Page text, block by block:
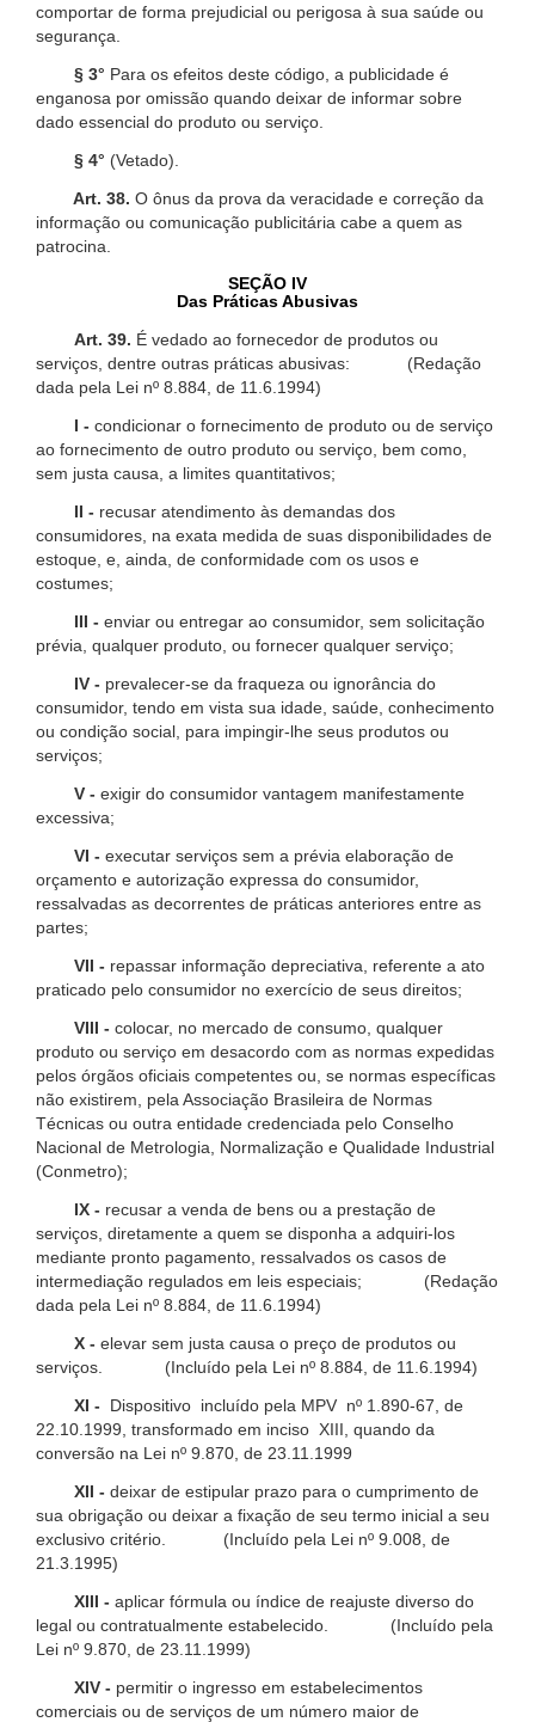
comportar de forma prejudicial ou perigosa à sua saúde ou
segurança.
§ 3° Para os efeitos deste código, a publicidade é
enganosa por omissão quando deixar de informar sobre
dado essencial do produto ou serviço.
§ 4° (Vetado).
Art. 38. O ônus da prova da veracidade e correção da
informação ou comunicação publicitária cabe a quem as
patrocina.
SEÇÃO IV
Das Práticas Abusivas
Art. 39. É vedado ao fornecedor de produtos ou
serviços, dentre outras práticas abusivas: (Redação
dada pela Lei nº 8.884, de 11.6.1994)
I - condicionar o fornecimento de produto ou de serviço
ao fornecimento de outro produto ou serviço, bem como,
sem justa causa, a limites quantitativos;
II - recusar atendimento às demandas dos
consumidores, na exata medida de suas disponibilidades de
estoque, e, ainda, de conformidade com os usos e
costumes;
III - enviar ou entregar ao consumidor, sem solicitação
prévia, qualquer produto, ou fornecer qualquer serviço;
IV - prevalecer-se da fraqueza ou ignorância do
consumidor, tendo em vista sua idade, saúde, conhecimento
ou condição social, para impingir-lhe seus produtos ou
serviços;
V - exigir do consumidor vantagem manifestamente
excessiva;
VI - executar serviços sem a prévia elaboração de
orçamento e autorização expressa do consumidor,
ressalvadas as decorrentes de práticas anteriores entre as
partes;
VII - repassar informação depreciativa, referente a ato
praticado pelo consumidor no exercício de seus direitos;
VIII - colocar, no mercado de consumo, qualquer
produto ou serviço em desacordo com as normas expedidas
pelos órgãos oficiais competentes ou, se normas específicas
não existirem, pela Associação Brasileira de Normas
Técnicas ou outra entidade credenciada pelo Conselho
Nacional de Metrologia, Normalização e Qualidade Industrial
(Conmetro);
IX - recusar a venda de bens ou a prestação de
serviços, diretamente a quem se disponha a adquiri-los
mediante pronto pagamento, ressalvados os casos de
intermediação regulados em leis especiais; (Redação
dada pela Lei nº 8.884, de 11.6.1994)
X - elevar sem justa causa o preço de produtos ou
serviços. (Incluído pela Lei nº 8.884, de 11.6.1994)
XI -
Dispositivo incluído pela MPV nº 1.890-67, de
22.10.1999, transformado em inciso XIII, quando da
conversão na Lei nº 9.870, de 23.11.1999
XII - deixar de estipular prazo para o cumprimento de
sua obrigação ou deixar a fixação de seu termo inicial a seu
exclusivo critério. (Incluído pela Lei nº 9.008, de
21.3.1995)
XIII - aplicar fórmula ou índice de reajuste diverso do
legal ou contratualmente estabelecido. (Incluído pela
Lei nº 9.870, de 23.11.1999)
XIV - permitir o ingresso em estabelecimentos
comerciais ou de serviços de um número maior de